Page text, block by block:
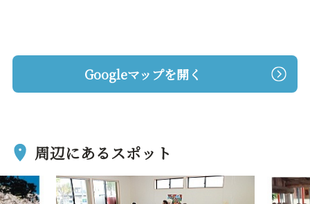
Googleマップを開く
周辺にあるスポット